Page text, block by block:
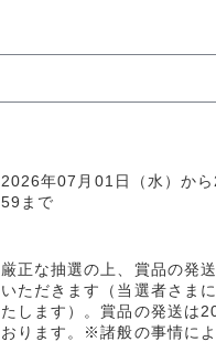
2026年07月01日（水）か
59まで
厳正な抽選の上、賞品の発
いただきます（当選者さま
たします）。賞品の発送は
おります。※諸般の事情に